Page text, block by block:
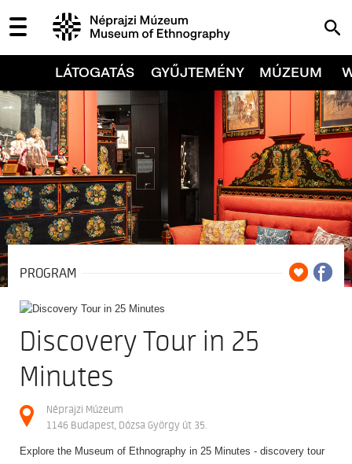
LÁTOGATÁS GYŰJTEMÉNY MÚZEUM
PROGRAM
Discovery Tour in 25
Minutes
Néprajzi Múzeum
1146 Budapest, Dózsa György út 35.
Explore the Museum of Ethnography in 25 Minutes - discovery tour